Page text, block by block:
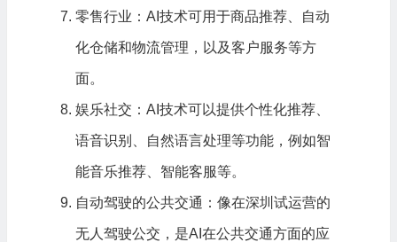
零售行业：AI技术可用于商品推荐、自动
化仓储和物流管理，以及客户服务等方
面。
娱乐社交：AI技术可以提供个性化推荐、
语音识别、自然语言处理等功能，例如智
能音乐推荐、智能客服等。
自动驾驶的公共交通：像在深圳试运营的
无人驾驶公交，是AI在公共交通方面的应